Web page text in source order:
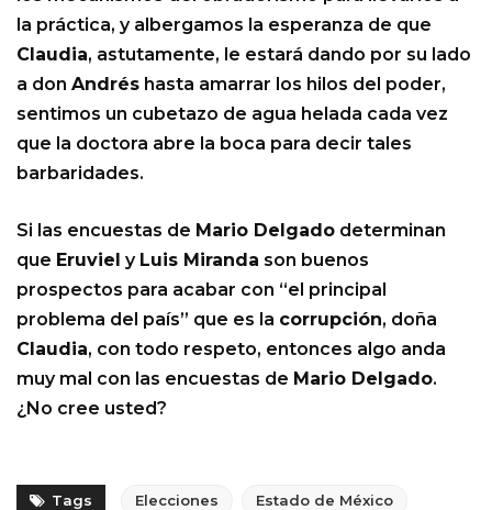
la práctica, y albergamos la esperanza de que
Claudia, astutamente, le estará dando por su lado
a don Andrés hasta amarrar los hilos del poder,
sentimos un cubetazo de agua helada cada vez
que la doctora abre la boca para decir tales
barbaridades.
Si las encuestas de Mario Delgado determinan
que Eruviel y Luis Miranda son buenos
prospectos para acabar con “el principal
problema del país” que es la corrupción, doña
Claudia, con todo respeto, entonces algo anda
muy mal con las encuestas de Mario Delgado.
¿No cree usted?
Tags Elecciones Estado de México